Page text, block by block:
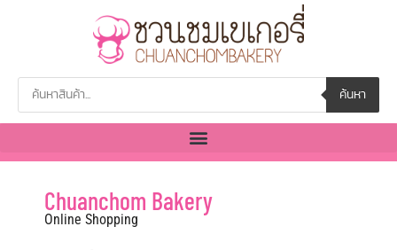
ค้นหา
Chuanchom Bakery
Online Shopping